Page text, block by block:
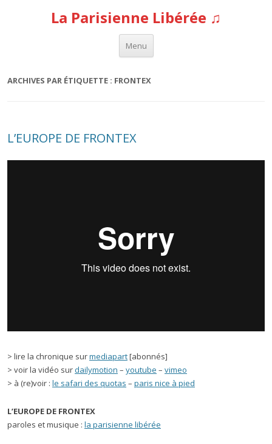
La Parisienne Libérée ♫
Menu
Aller au contenu
ARCHIVES PAR ÉTIQUETTE : FRONTEX
L’EUROPE DE FRONTEX
> lire la chronique surmediapart[abonnés]
> voir la vidéo surdailymotion – youtube – vimeo
> à (re)voir : le safari des quotas – paris nice à pied
L’EUROPE DE FRONTEX
paroles et musique : la parisienne libérée